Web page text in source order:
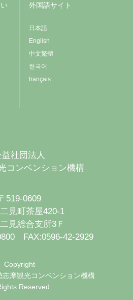
外国語サイト
日本語
English
中文繁體
한국어
français
社団法人
コンベンション機構
519-0609
見町茶屋420-1
見総合支所3Ｆ
FAX:0596-42-2929
Copyright
摩観光コンベンション機構
Reserved.